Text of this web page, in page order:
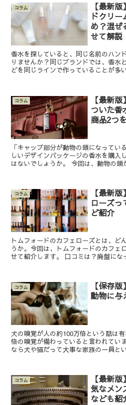
コラム
【最新
ドクリ
め？混ぜ
せて解説
香水を探していると、同じ名前のハン
りませんか？同じブランドでは、香水
どを同じラインで作っていることが多
コラム
【最新
ついた香
商品2つ
「キャップ部分が動物の頭になって
しいデザインパッケージの香水を購入
はないでしょうか。 今回は、動物の
コラム
【最新
ローズっ
ど紹介
トムフォードのカフェローズとは、ど
うか。今回は、トムフォードのカフェ
せて紹介します。 口コミは？廃盤に
コラム
【保存
動物に与
犬の嗅覚が人の約100万倍という話は
倍の嗅覚が備わっていると言われてい
なら犬や猫だって大事な家族の一員と
コラム
【最新
気なメン
なども紹